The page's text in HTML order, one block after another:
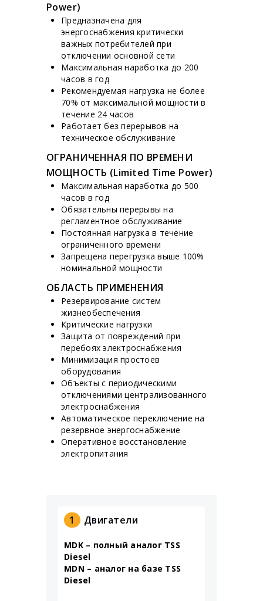
Power)
Предназначена для
энергоснабжения критически
важных потребителей при
отключении основной сети
Максимальная наработка до 200
часов в год
Рекомендуемая нагрузка не более
70% от максимальной мощности в
течение 24 часов
Работает без перерывов на
техническое обслуживание
ОГРАНИЧЕННАЯ ПО ВРЕМЕНИ
МОЩНОСТЬ (Limited Time Power)
Максимальная наработка до 500
часов в год
Обязательны перерывы на
регламентное обслуживание
Постоянная нагрузка в течение
ограниченного времени
Запрещена перегрузка выше 100%
номинальной мощности
ОБЛАСТЬ ПРИМЕНЕНИЯ
Резервирование систем
жизнеобеспечения
Критические нагрузки
Защита от повреждений при
перебоях электроснабжения
Минимизация простоев
оборудования
Объекты с периодическими
отключениями централизованного
электроснабжения
Автоматическое переключение на
резервное энергоснабжение
Оперативное восстановление
электропитания
1 Двигатели
MDK – полный аналог TSS
Diesel
MDN – аналог на базе TSS
Diesel